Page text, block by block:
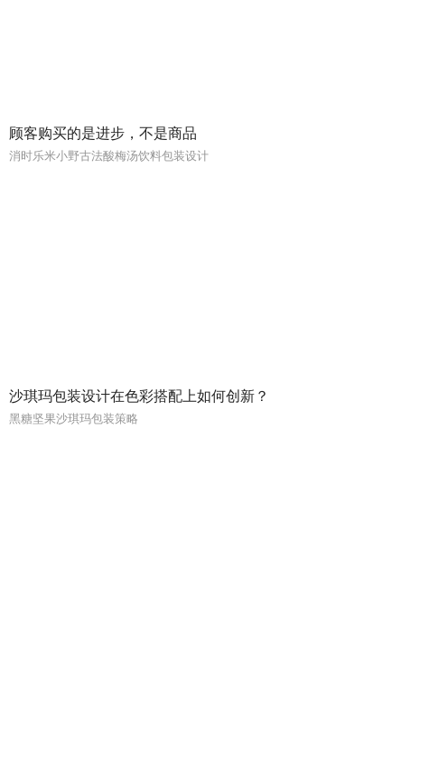
顾客购买的是进步，不是商品
消时乐米小野古法酸梅汤饮料包装设计
沙琪玛包装设计在色彩搭配上如何创新？
黑糖坚果沙琪玛包装策略